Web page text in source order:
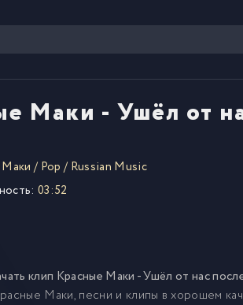
Маки - Ушёл от
Маки / Pop / Russian Music
03:52
клип Красные Маки - Ушёл от нас
Маки, песни и клипы в хорошем